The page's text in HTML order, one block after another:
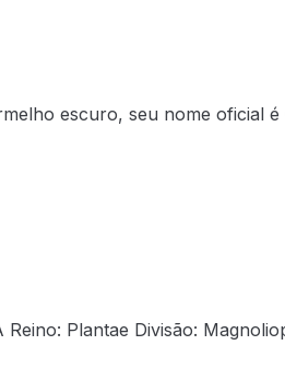
escuro, seu nome oficial
Reino: Plantae Divisão: